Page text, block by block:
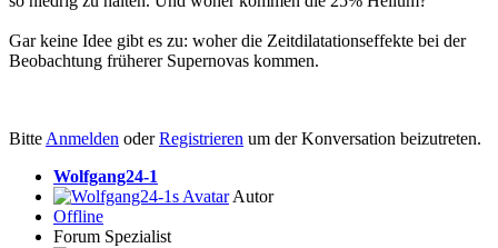
Gar keine Idee gibt es zu: woher die Zeitdilatationseffekte bei der
Beobachtung früherer Supernovas kommen.
Bitte Anmelden oderRegistrieren um der Konversation beizutreten.
Wolfgang24-1
Autor
Offline
Forum Spezialist